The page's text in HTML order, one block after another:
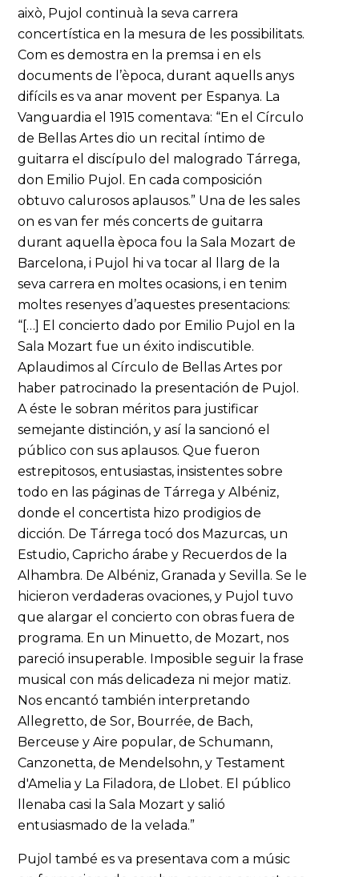
això, Pujol continuà la seva carrera
concertística en la mesura de les possibilitats.
Com es demostra en la premsa i en els
documents de l’època, durant aquells anys
difícils es va anar movent per Espanya. La
Vanguardia el 1915 comentava: “En el Círculo
de Bellas Artes dio un recital íntimo de
guitarra el discípulo del malogrado Tárrega,
don Emilio Pujol. En cada composición
obtuvo calurosos aplausos.” Una de les sales
on es van fer més concerts de guitarra
durant aquella època fou la Sala Mozart de
Barcelona, i Pujol hi va tocar al llarg de la
seva carrera en moltes ocasions, i en tenim
moltes resenyes d’aquestes presentacions:
“[…] El concierto dado por Emilio Pujol en la
Sala Mozart fue un éxito indiscutible.
Aplaudimos al Círculo de Bellas Artes por
haber patrocinado la presentación de Pujol.
A éste le sobran méritos para justificar
semejante distinción, y así la sancionó el
público con sus aplausos. Que fueron
estrepitosos, entusiastas, insistentes sobre
todo en las páginas de Tárrega y Albéniz,
donde el concertista hizo prodigios de
dicción. De Tárrega tocó dos Mazurcas, un
Estudio, Capricho árabe y Recuerdos de la
Alhambra. De Albéniz, Granada y Sevilla. Se le
hicieron verdaderas ovaciones, y Pujol tuvo
que alargar el concierto con obras fuera de
programa. En un Minuetto, de Mozart, nos
pareció insuperable. Imposible seguir la frase
musical con más delicadeza ni mejor matiz.
Nos encantó también interpretando
Allegretto, de Sor, Bourrée, de Bach,
Berceuse y Aire popular, de Schumann,
Canzonetta, de Mendelsohn, y Testament
d'Amelia y La Filadora, de Llobet. El público
llenaba casi la Sala Mozart y salió
entusiasmado de la velada.”
Pujol també es va presentava com a músic